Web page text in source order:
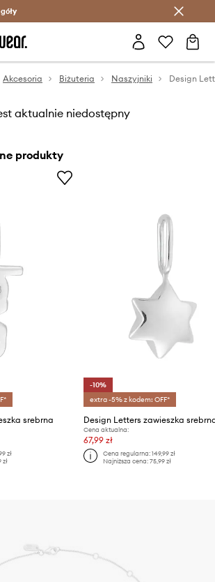
Oszczędzaj z Answear Club >
Akcesoria Biżuteria Naszyjniki Design
aktualnie niedostępny
produkty
srebrna
zł
zł
-10%
extra -5% z kodem: OFF*
Design Letters zawieszka
Cena aktualna:
67,99 zł
Cena regularna: 149,99 zł
Najniższa cena: 75,99 zł